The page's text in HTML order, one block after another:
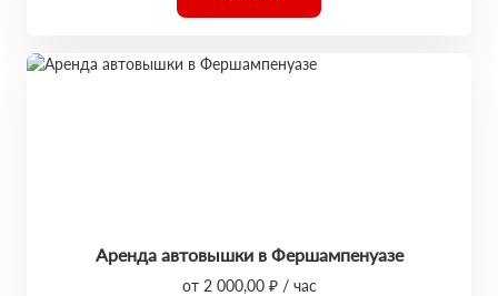
Аренда автовышки в Фершампенуазе
от 2 000,00 ₽ / час